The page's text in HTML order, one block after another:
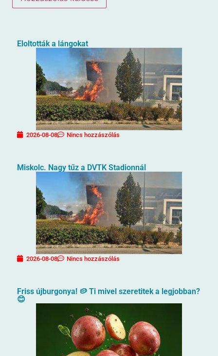
Eloltották a lángokat
2026-08-08 Nincs hozzászólás
Miskolc. Nagy tűz a DVTK Stadionnál
2026-08-08 Nincs hozzászólás
Friss újburgonya! 🥔 Ti mivel szeretitek a legjobban?
😊